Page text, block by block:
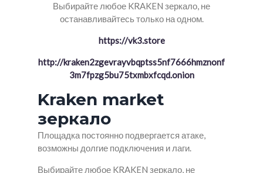
Выбирайте любое KRAKEN зеркало, не
останавливайтесь только на одном.
https://vk3.store
http://kraken2zgevrayvbqptss5nf7666hmznonf
3m7fpzg5bu75txmbxfcqd.onion
Kraken market
зеркало
Площадка постоянно подвергается атаке,
возможны долгие подключения и лаги.
Выбирайте любое KRAKEN зеркало, не